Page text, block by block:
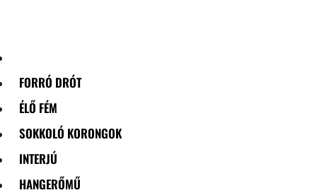
FORRÓ DRÓT
ÉLŐ FÉM
SOKKOLÓ KORONGOK
INTERJÚ
HANGERŐMŰ